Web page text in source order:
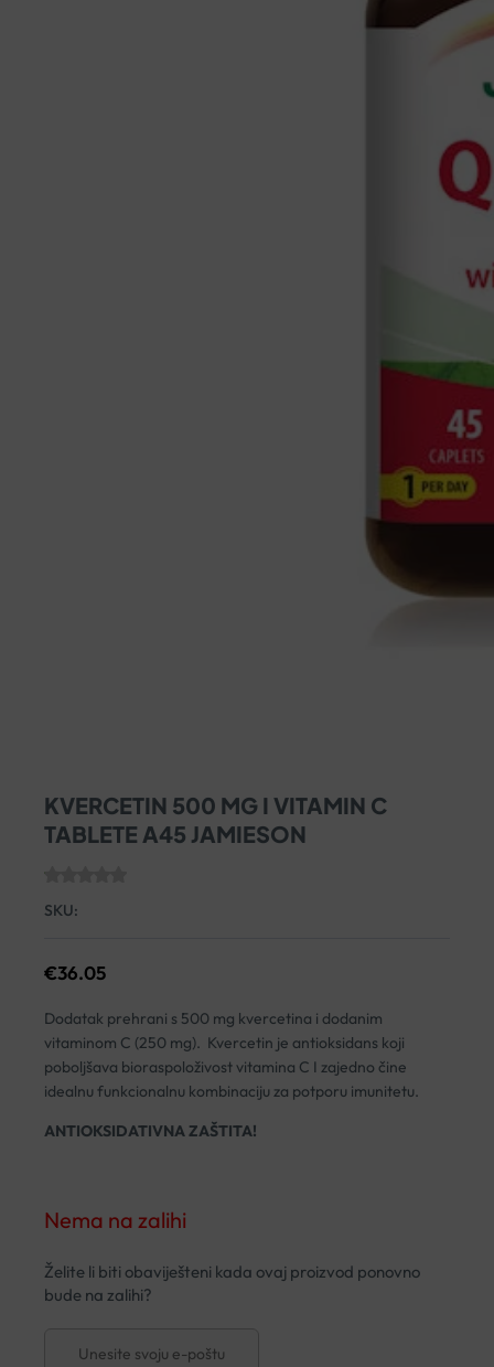
KVERCETIN 500 MG I VITAMIN C
TABLETE A45 JAMIESON
SKU:
€36.05
Dodatak prehrani s 500 mg kvercetina i dodanim
vitaminom C (250 mg). Kvercetin je antioksidans koji
poboljšava bioraspoloživost vitamina C I zajedno čine
idealnu funkcionalnu kombinaciju za potporu imunitetu.
ANTIOKSIDATIVNA ZAŠTITA!
Nema na zalihi